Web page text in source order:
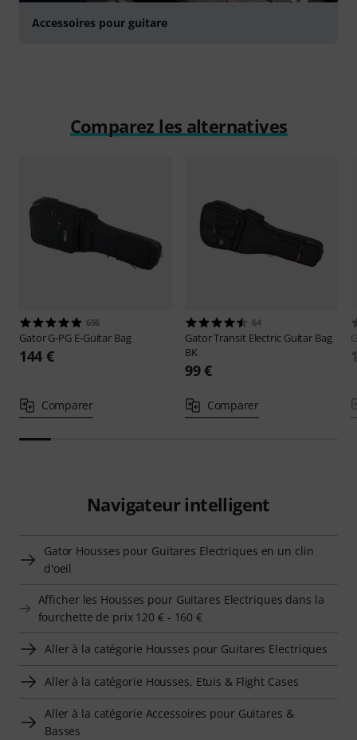
Accessoires pour guitare
Comparez les alternatives
656
GatorG-PG E-Guitar Bag
144 €
Comparer
64
GatorTransit Electric Guitar Bag
BK
99 €
Comparer
Navigateur intelligent
Gator Housses pour Guitares Electriques en un clin
d'oeil
Afficher les Housses pour Guitares Electriques dans la
fourchette de prix 120 € - 160 €
Aller à la catégorie Housses pour Guitares Electriques
Aller à la catégorie Housses, Etuis & Flight Cases
Aller à la catégorie Accessoires pour Guitares &
Basses